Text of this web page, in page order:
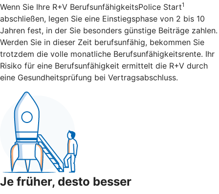
Wenn Sie Ihre R+V BerufsunfähigkeitsPolice Start1
abschließen, legen Sie eine Einstiegsphase von 2 bis 10
Jahren fest, in der Sie besonders günstige Beiträge zahlen.
Werden Sie in dieser Zeit berufsunfähig, bekommen Sie
trotzdem die volle monatliche Berufsunfähigkeitsrente. Ihr
Risiko für eine Berufsunfähigkeit ermittelt die R+V durch
eine Gesundheitsprüfung bei Vertragsabschluss.
Je früher, desto besser